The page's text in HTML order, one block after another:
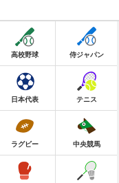
高校野球 侍ジャパン
日本代表 テニス
ラグビー 中央競馬